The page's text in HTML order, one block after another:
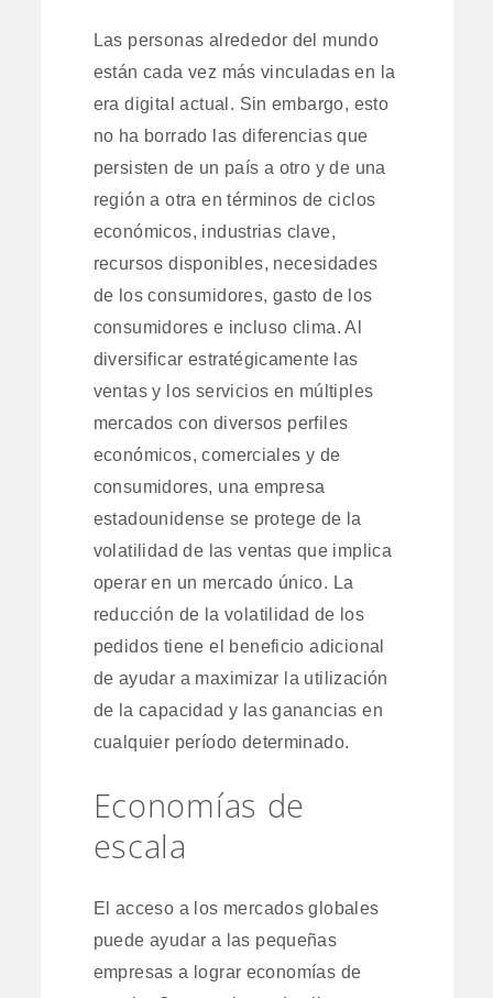
Las personas alrededor del mundo
están cada vez más vinculadas en la
era digital actual. Sin embargo, esto
no ha borrado las diferencias que
persisten de un país a otro y de una
región a otra en términos de ciclos
económicos, industrias clave,
recursos disponibles, necesidades
de los consumidores, gasto de los
consumidores e incluso clima. Al
diversificar estratégicamente las
ventas y los servicios en múltiples
mercados con diversos perfiles
económicos, comerciales y de
consumidores, una empresa
estadounidense se protege de la
volatilidad de las ventas que implica
operar en un mercado único. La
reducción de la volatilidad de los
pedidos tiene el beneficio adicional
de ayudar a maximizar la utilización
de la capacidad y las ganancias en
cualquier período determinado.
Economías de
escala
El acceso a los mercados globales
puede ayudar a las pequeñas
empresas a lograr economías de